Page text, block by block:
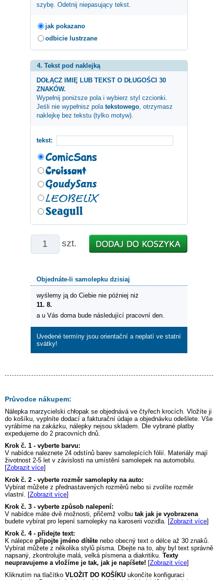
szybę. Odetnij niepasujący tekst.
jak pokazano
odbicie lustrzane
4. Tekst pod naklejką
DOŁĄCZ IMIĘ LUB TEKST O DŁUGOŚCI 30
ZNAKÓW.
Wypełnij poniższe pola i wybierz styl czcionki.
Jeśli nie wypełnisz pola tekstowego , otrzymasz
naklejkę bez tekstu (tylko motyw).
tekst:
szt.
Objednáte-li samolepku dzisiaj
wyślemy ją do Ciebie nie później niż
11. 8.
a u Vás doma bude následující pracovní den.
Uvedené termíny jsou orientační a neplatí ve statní
svátky!
Průvodce nákupem:
Nálepka marzycielski chłopak se objednává ve čtyřech krocích. Vložíte ji
do košíku, vyplníte dodací a fakturační údaje a objednávku odešlete. Vše
vyrábíme na zakázku, nálepky nejsou skladem. Dle vybrané platby
expedujeme do 2 pracovních dnů.
Krok č. 1 - vyberte barvu:
V nabídce naleznete 24 odstínů barev samolepících fólií. Materiály mají
životnost 2-5 let v závislosti na umístění samolepek na automobilu.
[Zobrazit více]
Krok č. 2 - vyberte rozměr samolepky na auto:
Vybírat můžete z přednastavených rozměrů nebo si zvolíte rozměr
vlastní. [Zobrazit více]
Krok č. 3 - vyberte způsob nalepení:
V nabídce máte dvě možnosti, přičemž volbu tak jak je vyobrazena
budete vybírat pro lepení samolepky na karoserii vozidla. [Zobrazit více]
Krok č. 4 - přidejte text:
K nálepce připojte jméno dítěte nebo obecný text o délce až 30 znaků.
Vybírat můžete z několika stylů písma. Dbejte na to, aby byl text správně
napsaný, zkontrolujte malá, velká písmena a diakritiku. Texty
neupravujeme a vložíme je tak, jak je napíšete! [Zobrazit více]
Kliknutím na tlačítko VLOŽIT DO KOŠÍKU ukončíte konfiguraci